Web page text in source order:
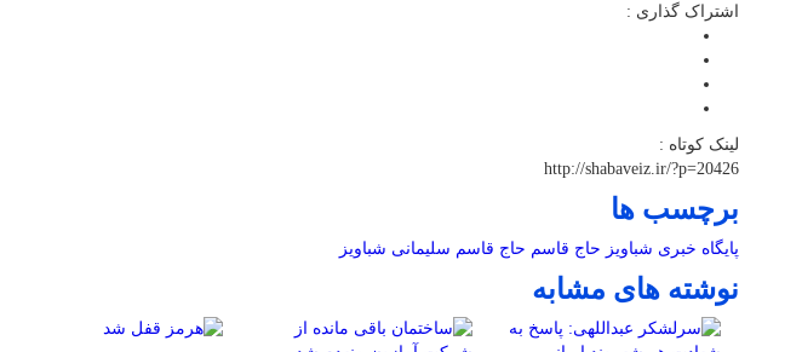
اشتراک گذاری :
لینک کوتاه :
http://shabaveiz.ir/?p=20426
برچسب ها
پایگاه خبری شباویز حاج قاسم حاج قاسم سلیمانی شباویز
نوشته های مشابه